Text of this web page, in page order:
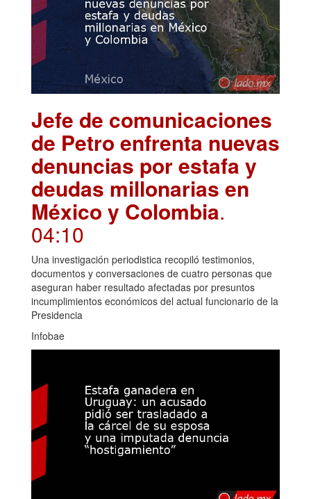
Jefe de comunicaciones
de Petro enfrenta nuevas
denuncias por estafa y
deudas millonarias en
México y Colombia.
04:10
Una investigación periodistica recopiló testimonios,
documentos y conversaciones de cuatro personas que
aseguran haber resultado afectadas por presuntos
incumplimientos económicos del actual funcionario de la
Presidencia
Infobae